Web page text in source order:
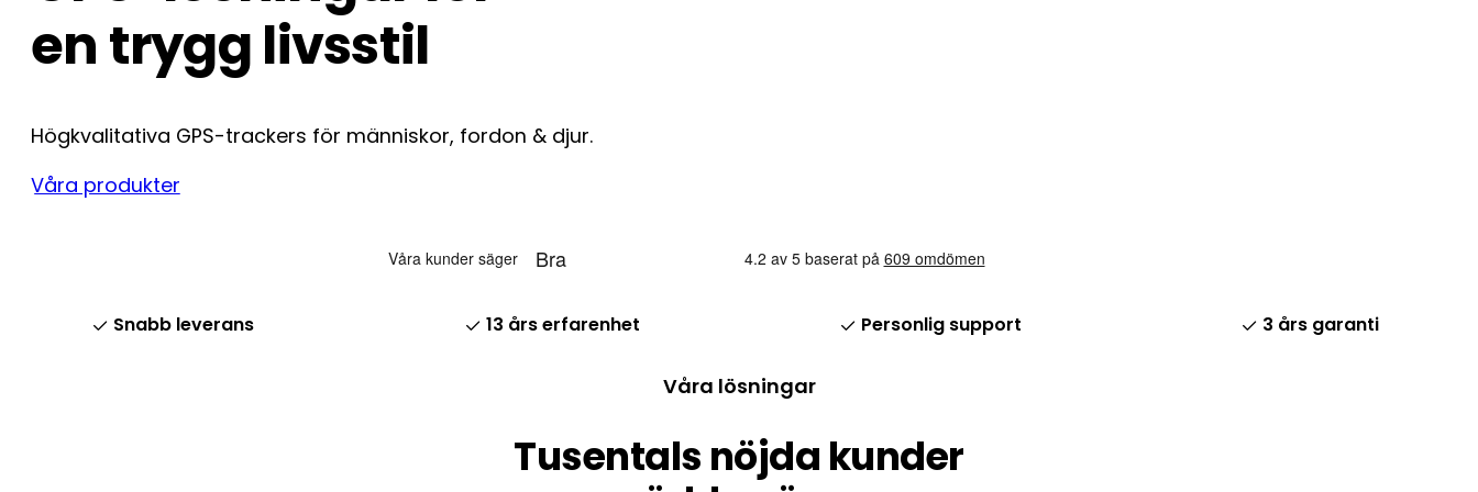
en trygg livsstil
Högkvalitativa GPS-trackers för människor, fordon & djur.
Våra produkter
Snabb leverans 13 års erfarenhet Personlig support 3 års garanti
Våra lösningar
Tusentals nöjda kunder